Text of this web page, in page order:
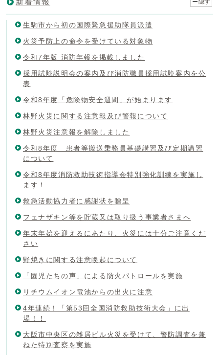
新着情報 隠す
生駒市から初の国際緊急援助隊員派遣
火災予防上の命令を受けている対象物
令和7年版 消防年報を掲載しました
採用試験説明会の案内及び消防職員採用試験案内を公
表
令和8年度「危険物安全週間」が始まります
林野火災に関する注意報及び警報について
林野火災注意報を解除しました
令和8年度 患者等搬送乗務員基礎講習及び定期講習
について
令和8年度消防救助技術指導会特別強化訓練を実施し
ます！
救急活動協力者に感謝状を贈呈
フェナザキン等を貯蔵又は取り扱う事業者さまへ
年末年始を迎えるにあたり、火災には十分ご注意くだ
さい
野焼きに関する注意喚起について
「園児たちの声」による防火パトロールを実施
リチウムイオン電池からの出火に注意
4年連続！「第53回全国消防救助技術大会」に出
場！！
大阪市中央区の雑居ビル火災を受けて、警防調査を兼
ねた特別査察を実施